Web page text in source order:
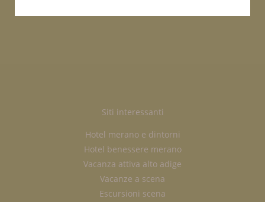
Siti interessanti
Hotel merano e dintorni
Hotel benessere merano
Vacanza attiva alto adige
Vacanze a scena
Escursioni scena